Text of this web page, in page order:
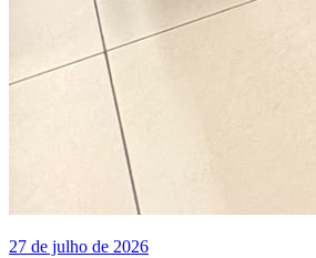
27 de julho de 2026